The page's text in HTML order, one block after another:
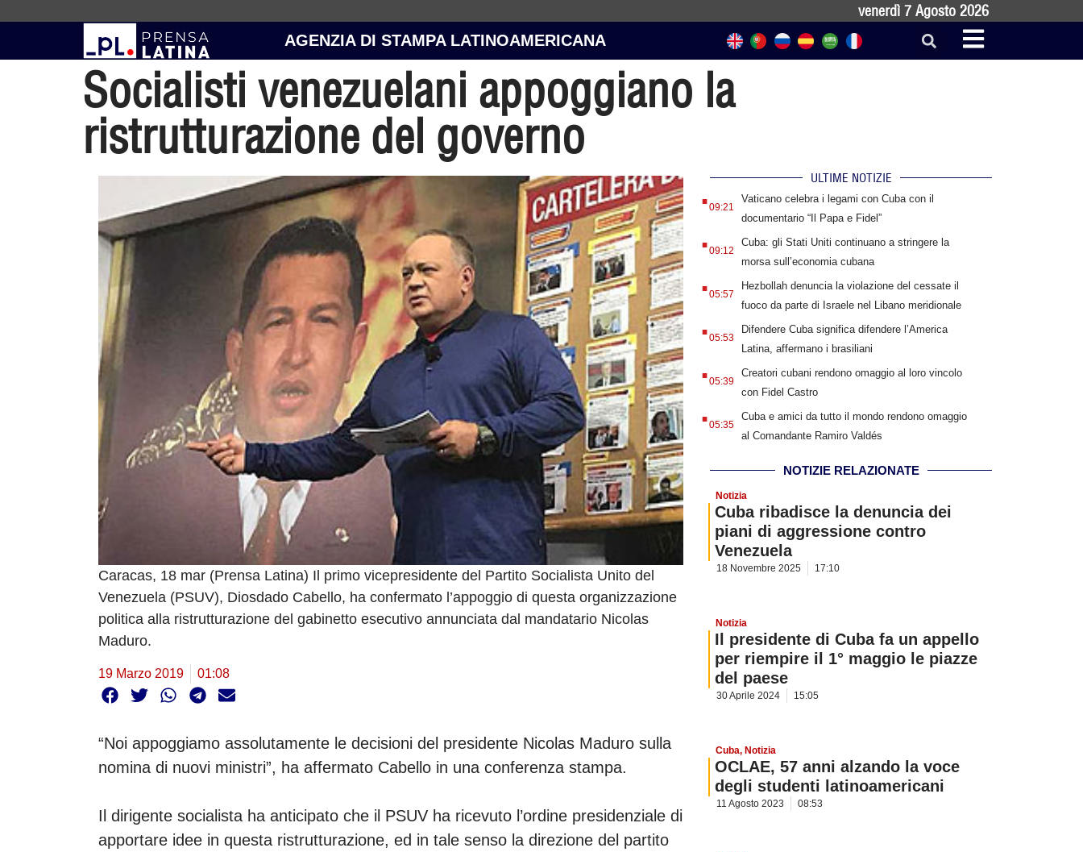
venerdì 7 Agosto 2026
AGENZIA DI STAMPA LATINOAMERICANA
Socialisti venezuelani appoggiano la
ristrutturazione del governo
Caracas, 18 mar (Prensa Latina) Il primo vicepresidente del Partito Socialista Unito del
Venezuela (PSUV), Diosdado Cabello, ha confermato l’appoggio di questa organizzazione
politica alla ristrutturazione del gabinetto esecutivo annunciata dal mandatario Nicolas
Maduro.
19 Marzo 2019 01:08
“Noi appoggiamo assolutamente le decisioni del presidente Nicolas Maduro sulla
nomina di nuovi ministri”, ha affermato Cabello in una conferenza stampa.
Il dirigente socialista ha anticipato che il PSUV ha ricevuto l’ordine presidenziale di
apportare idee in questa ristrutturazione, ed in tale senso la direzione del partito
ULTIME NOTIZIE
.09:21
Vaticano celebra i legami con Cuba con il
documentario “Il Papa e Fidel”
.09:12
Cuba: gli Stati Uniti continuano a stringere la
morsa sull’economia cubana
.05:57
Hezbollah denuncia la violazione del cessate il
fuoco da parte di Israele nel Libano meridionale
.05:53
Difendere Cuba significa difendere l’America
Latina, affermano i brasiliani
.05:39
Creatori cubani rendono omaggio al loro vincolo
con Fidel Castro
.05:35
Cuba e amici da tutto il mondo rendono omaggio
al Comandante Ramiro Valdés
NOTIZIE RELAZIONATE
Notizia
Cuba ribadisce la denuncia dei
piani di aggressione contro
Venezuela
18 Novembre 2025 17:10
Notizia
Il presidente di Cuba fa un appello
per riempire il 1° maggio le piazze
del paese
30 Aprile 2024 15:05
Cuba, Notizia
OCLAE, 57 anni alzando la voce
degli studenti latinoamericani
11 Agosto 2023 08:53